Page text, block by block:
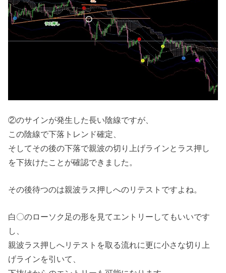
②のサインが発生した長い陰線ですが、
この陰線で下落トレンド確定、
そしてその後の下落で親波の切り上げラインとラス押し
を下抜けたことが確認できました。
その後待つのは親波ラス押しへのリテストですよね。
白〇のローソク足の形を見てエントリーしてもいいです
し、
親波ラス押しへリテストを取る流れに更に小さな切り上
げラインを引いて、